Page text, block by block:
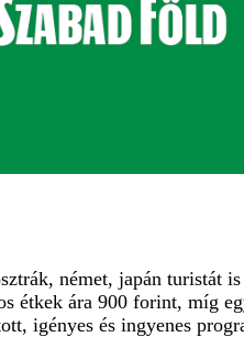
német, japán turistát
étkek ára 900 forint, míg
igényes és ingyenes